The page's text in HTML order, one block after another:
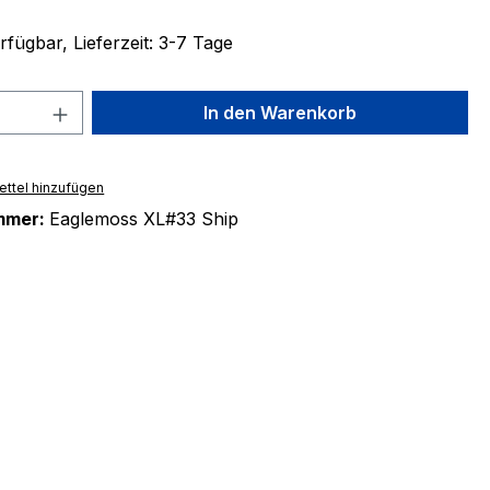
Lieferzeit: 3-7 Tage
Anzahl: Gib den gewünschten Wert
In den Warenkorb
hinzufügen
Eaglemoss XL#33 Ship